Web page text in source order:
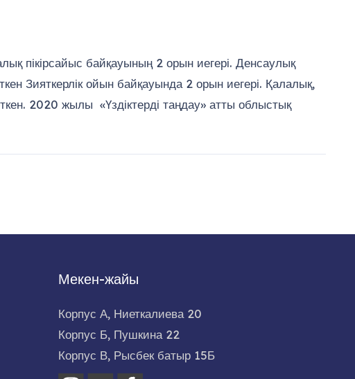
пікірсайыс байқауының 2 орын иегері. Денсаулық
Зияткерлік ойын байқауында 2 орын иегері. Қалалық,
өткен. 2020 жылы «Үздіктерді таңдау» атты облыстық
Мекен-жайы
Корпус А, Ниеткалиева 20
Корпус Б, Пушкина 22
Корпус В, Рысбек батыр 15Б